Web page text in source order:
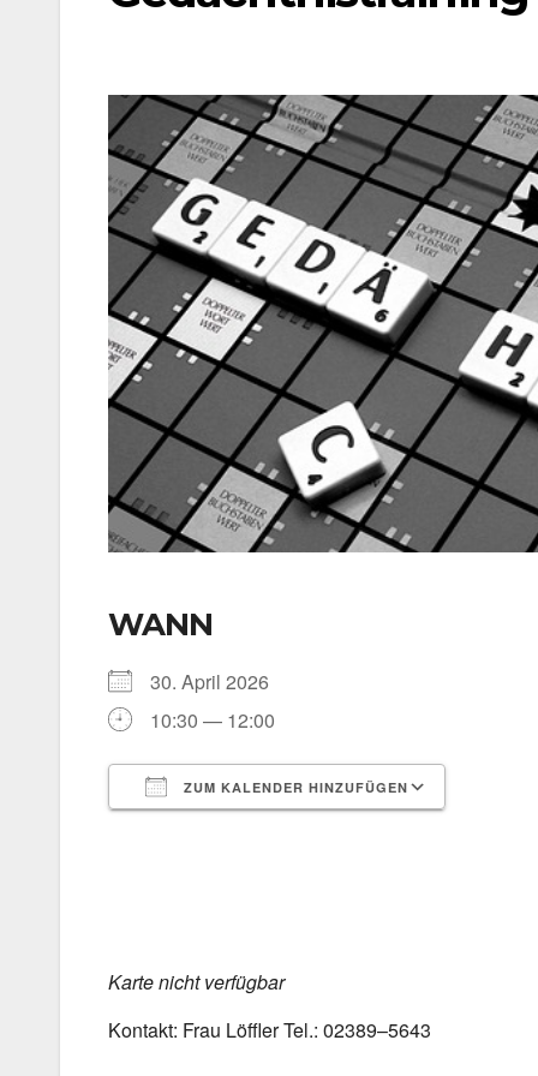
WANN
30. April 2026
10:30 — 12:00
ZUM KALENDER HINZUFÜGEN
Kar­te nicht ver­füg­bar
Kon­takt: Frau Löff­ler Tel.: 02389–5643